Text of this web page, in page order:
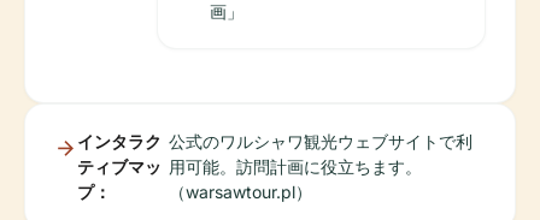
画」
インタラク
ティブマッ
プ：
公式のワルシャワ観光ウェブサイトで利
用可能。訪問計画に役立ちます。
（warsawtour.pl）